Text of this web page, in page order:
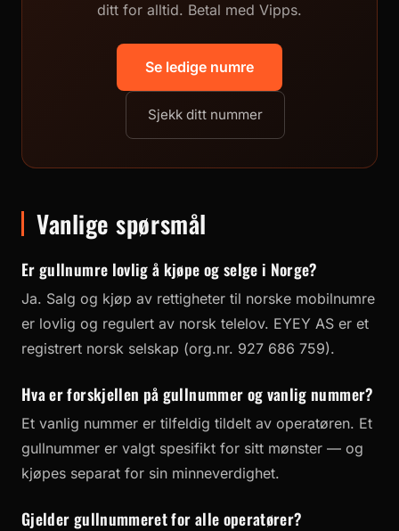
ditt for alltid. Betal med Vipps.
Se ledige numre
Sjekk ditt nummer
Vanlige spørsmål
Er gullnumre lovlig å kjøpe og selge i Norge?
Ja. Salg og kjøp av rettigheter til norske mobilnumre
er lovlig og regulert av norsk telelov. EYEY AS er et
registrert norsk selskap (org.nr. 927 686 759).
Hva er forskjellen på gullnummer og vanlig nummer?
Et vanlig nummer er tilfeldig tildelt av operatøren. Et
gullnummer er valgt spesifikt for sitt mønster — og
kjøpes separat for sin minneverdighet.
Gjelder gullnummeret for alle operatører?